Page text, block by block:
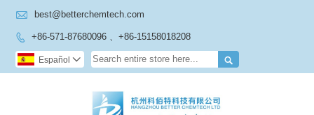
 best@betterchemtech.com
 +86-571-87680096 、+86-15158018208

Español 